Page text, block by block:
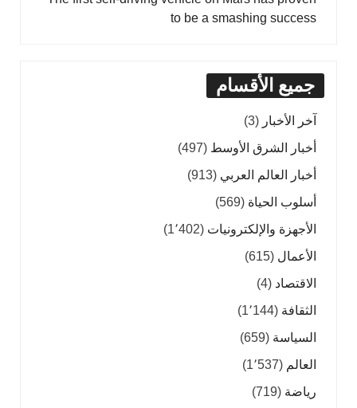
to be a smashing success
جميع الأقسام
آخر الأخبار (3)
أخبار الشرق الأوسط (497)
أخبار العالم العربي (913)
أسلوب الحياة (569)
الأجهزة والإلكترونيات (1٬402)
الأعمال (615)
الاقتصاد (4)
الثقافة (1٬144)
السياسة (659)
العالم (1٬537)
رياضة (719)